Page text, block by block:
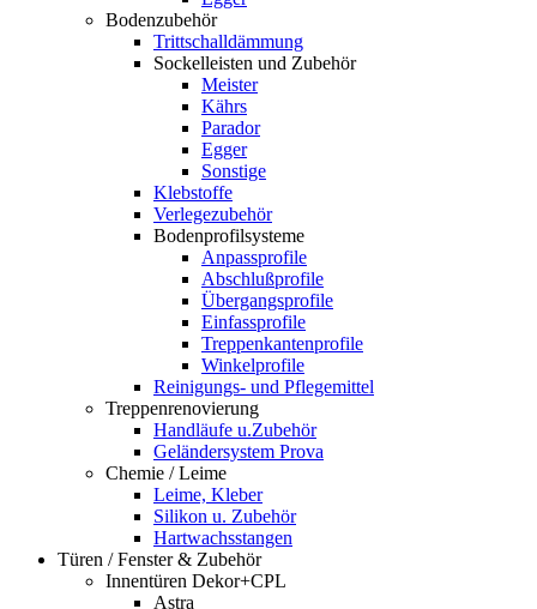
Bodenzubehör
Trittschalldämmung
Sockelleisten und Zubehör
Meister
Kährs
Parador
Egger
Sonstige
Klebstoffe
Verlegezubehör
Bodenprofilsysteme
Anpassprofile
Abschlußprofile
Übergangsprofile
Einfassprofile
Treppenkantenprofile
Winkelprofile
Reinigungs- und Pflegemittel
Treppenrenovierung
Handläufe u.Zubehör
Geländersystem Prova
Chemie / Leime
Leime, Kleber
Silikon u. Zubehör
Hartwachsstangen
Türen / Fenster & Zubehör
Innentüren Dekor+CPL
Astra